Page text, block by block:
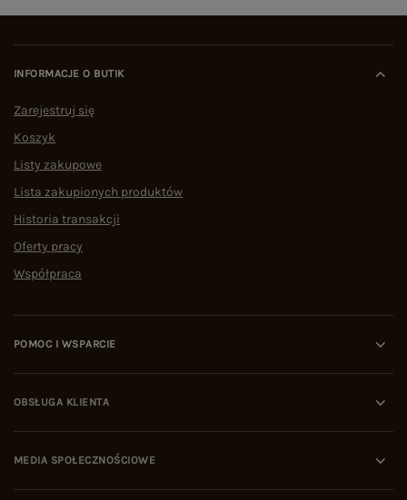
INFORMACJE O BUTIK
Zarejestruj się
Koszyk
Listy zakupowe
Lista zakupionych produktów
Historia transakcji
Oferty pracy
Współpraca
POMOC I WSPARCIE
OBSŁUGA KLIENTA
MEDIA SPOŁECZNOŚCIOWE